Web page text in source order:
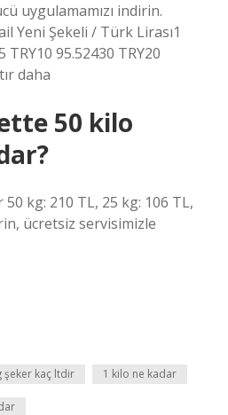
uygulamamızı indirin.
Yeni Şekeli / Türk Lirası1
TRY10 95.52430 TRY20
daha
50 kilo
kg: 210 TL, 25 kg: 106 TL,
ücretsiz servisimizle
şeker kaç ltdir 1 kilo ne kadar